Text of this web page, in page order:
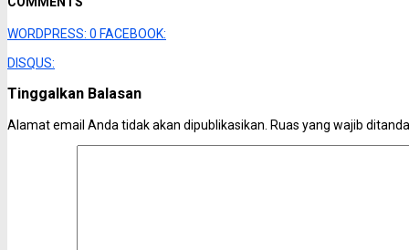
WORDPRESS: 0 FACEBOOK:
DISQUS:
Tinggalkan Balasan
Alamat email Anda tidak akan dipublikasikan. Ruas yang wajib